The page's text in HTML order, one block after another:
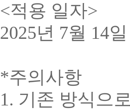
<적용 일자>
2025년 7월 14
*주의사항
1. 기존 방식으